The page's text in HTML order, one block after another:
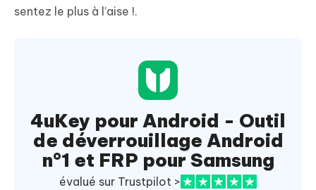
sentez le plus à l’aise !.
4uKey pour Android - Outil
de déverrouillage Android
n°1 et FRP pour Samsung
évalué sur Trustpilot >